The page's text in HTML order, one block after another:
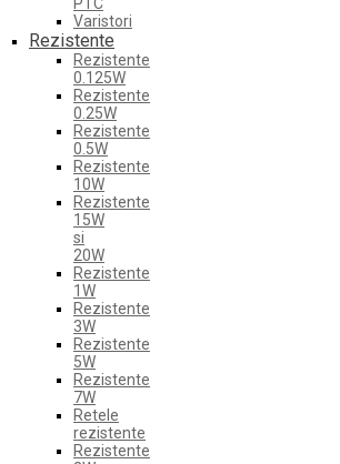
Varistori
Rezistente
Rezistente
0.125W
Rezistente
0.25W
Rezistente
0.5W
Rezistente
10W
Rezistente
15W
si
20W
Rezistente
1W
Rezistente
3W
Rezistente
5W
Rezistente
7W
Retele
rezistente
Rezistente